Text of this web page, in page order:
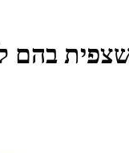
בהם